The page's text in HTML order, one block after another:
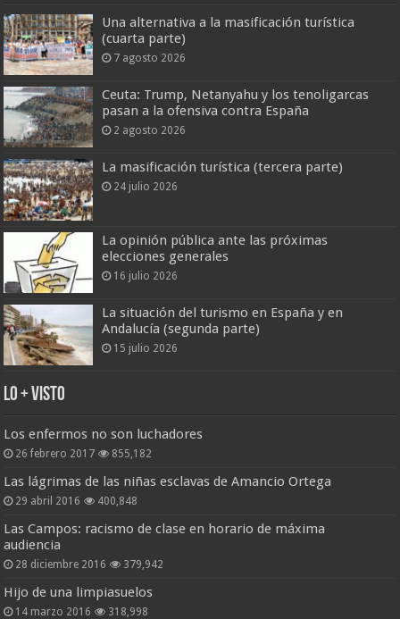
Una alternativa a la masificación turística
(cuarta parte)
7 agosto 2026
Ceuta: Trump, Netanyahu y los tenoligarcas
pasan a la ofensiva contra España
2 agosto 2026
La masificación turística (tercera parte)
24 julio 2026
La opinión pública ante las próximas
elecciones generales
16 julio 2026
La situación del turismo en España y en
Andalucía (segunda parte)
15 julio 2026
Lo + Visto
Los enfermos no son luchadores
26 febrero 2017 855,182
Las lágrimas de las niñas esclavas de Amancio Ortega
29 abril 2016 400,848
Las Campos: racismo de clase en horario de máxima
audiencia
28 diciembre 2016 379,942
Hijo de una limpiasuelos
14 marzo 2016 318,998